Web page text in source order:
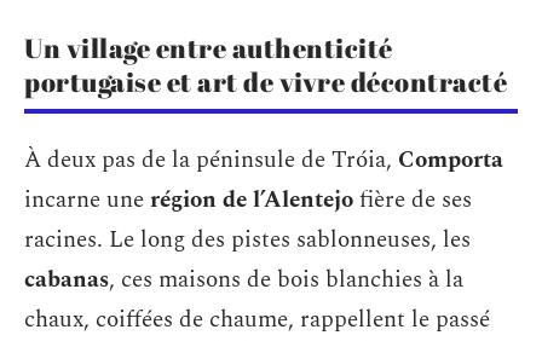
Un village entre authenticité
portugaise et art de vivre décontracté
À deux pas de la péninsule de Tróia, Comporta
incarne unerégion de l’Alentejofière de ses
racines. Le long des pistes sablonneuses, les
cabanas, ces maisons de bois blanchies à la
chaux, coiffées de chaume, rappellent le passé